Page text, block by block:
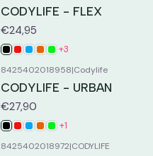
CODYLIFE - FLEX
€24,95
+3
8425402018958|Codylife
CODYLIFE - URBAN
€27,90
+1
8425402018972|CODYLIFE